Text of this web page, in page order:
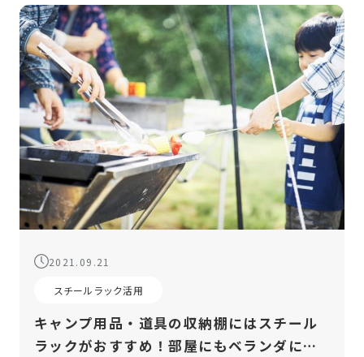
2021.09.21
スチールラック活用
キャンプ用品・道具の収納棚にはスチール
ラックがおすすめ！部屋にもベランダにも